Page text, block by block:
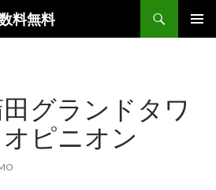
料無料
グランドタワ
ピニオン